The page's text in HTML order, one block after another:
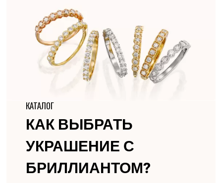
КАТАЛОГ
КАК ВЫБРАТЬ
УКРАШЕНИЕ С
БРИЛЛИАНТОМ?